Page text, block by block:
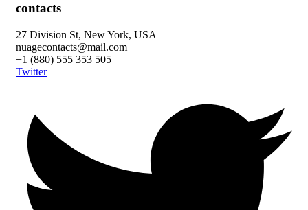
contacts
27 Division St, New York, USA
nuagecontacts@mail.com
+1 (880) 555 353 505
Twitter